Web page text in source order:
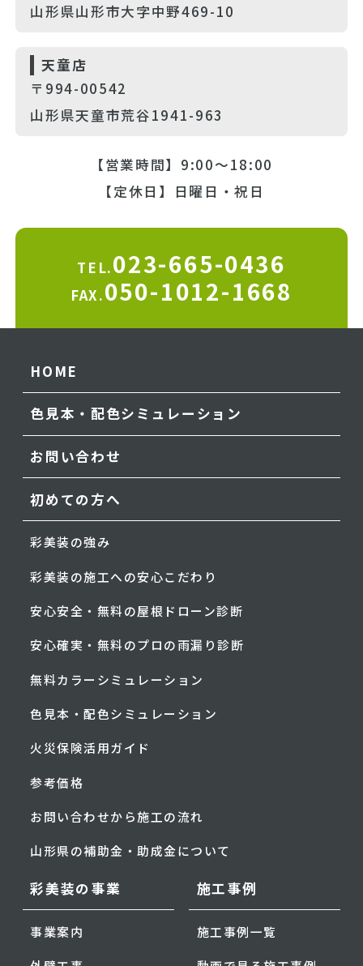
山形県山形市大字中野469-10
天童店
〒994-00542
山形県天童市荒谷1941-963
【営業時間】9:00～18:00
【定休日】日曜日・祝日
TEL.023-665-0436
FAX.050-1012-1668
HOME
色見本・配色シミュレーション
お問い合わせ
初めての方へ
彩美装の強み
彩美装の施工への安心こだわり
安心安全・無料の屋根ドローン診断
安心確実・無料のプロの雨漏り診断
無料カラーシミュレーション
色見本・配色シミュレーション
火災保険活用ガイド
参考価格
お問い合わせから施工の流れ
山形県の補助金・助成金について
彩美装の事業
事業案内
施工事例
施工事例一覧